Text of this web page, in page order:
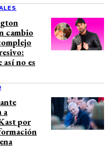
cambio
no es
a
por